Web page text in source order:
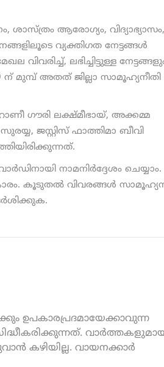
ആരോഗ്യം, വിദ്യാഭ്യാസം,
വ്യക്തിഗത നേട്ടങ്ങള്‍
ലഭിച്ചിട്ടുള്ള
ന് മുമ്പ് അതത് ജില്ലാ സാമൂഹ്യനീതി
ഗൗരി ലക്ഷ്മീഭായ്, അക്കമ്മ
ജസ്റ്റിസ് ഫാത്തിമാ ബീവി
നാമനിര്‍ദ്ദേശം ചെയ്യാം.
കൂടുതല്‍ വിവരങ്ങള്‍
ഉപകാരപ്രദമായേക്കാവുന്ന
കഴിയില്ല. വായനക്കാർ